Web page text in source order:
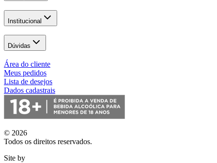
Institucional
Dúvidas
Área do cliente
Meus pedidos
Lista de desejos
Dados cadastrais
© 2026
Todos os direitos reservados.
Site by